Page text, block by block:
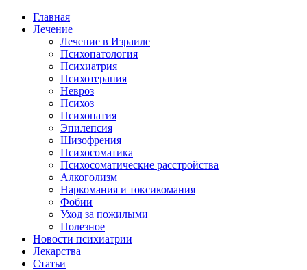
Главная
Лечение
Лечение в Израиле
Психопатология
Психиатрия
Психотерапия
Невроз
Психоз
Психопатия
Эпилепсия
Шизофрения
Психосоматика
Психосоматические расстройства
Алкоголизм
Наркомания и токсикомания
Фобии
Уход за пожилыми
Полезное
Новости психиатрии
Лекарства
Статьи